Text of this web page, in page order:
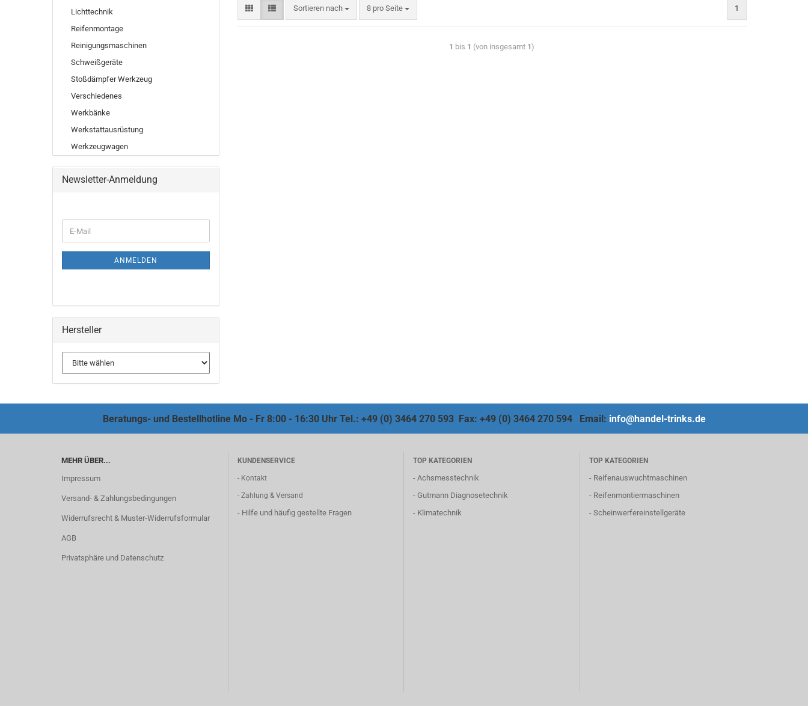
Sortieren nach 8 pro Seite 1
1 bis 1 (von insgesamt 1)
Lichttechnik
Reifenmontage
Reinigungsmaschinen
Schweißgeräte
Stoßdämpfer Werkzeug
Verschiedenes
Werkbänke
Werkstattausrüstung
Werkzeugwagen
Newsletter-Anmeldung
ANMELDEN
Hersteller
Beratungs- und Bestellhotline Mo - Fr 8:00 - 16:30 Uhr Tel.: +49 (0) 3464 270 593 Fax: +49 (0) 3464 270 594 Email: info@handel-trinks.de
MEHR ÜBER...
Impressum
Versand- & Zahlungsbedingungen
Widerrufsrecht & Muster-Widerrufsformular
AGB
Privatsphäre und Datenschutz
KUNDENSERVICE
- Kontakt
- Zahlung & Versand
- Hilfe und häufig gestellte Fragen
TOP KATEGORIEN
- Achsmesstechnik
- Gutmann Diagnosetechnik
- Klimatechnik
TOP KATEGORIEN
- Reifenauswuchtmaschinen
- Reifenmontiermaschinen
- Scheinwerfereinstellgeräte